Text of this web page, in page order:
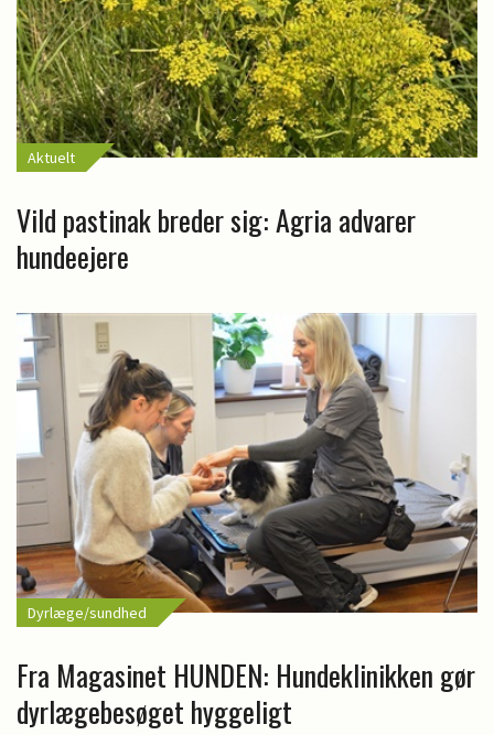
Aktuelt
Vild pastinak breder sig: Agria advarer
hundeejere
Dyrlæge/sundhed
Fra Magasinet HUNDEN: Hundeklinikken gør
dyrlægebesøget hyggeligt